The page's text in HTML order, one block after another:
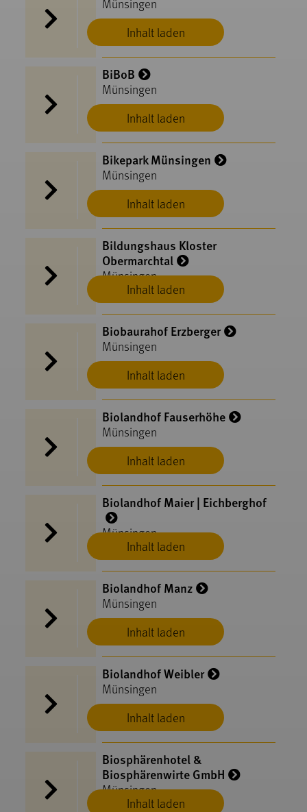
Inhalt laden
Münsingen
Inhalt laden
BiBoB
Münsingen
Inhalt laden
Bikepark Münsingen
Münsingen
Inhalt laden
Bildungshaus Kloster
Obermarchtal
Münsingen
Inhalt laden
Biobaurahof Erzberger
Münsingen
Inhalt laden
Biolandhof Fauserhöhe
Münsingen
Inhalt laden
Biolandhof Maier | Eichberghof
Münsingen
Inhalt laden
Biolandhof Manz
Münsingen
Inhalt laden
Biolandhof Weibler
Münsingen
Inhalt laden
Biosphärenhotel &
Biosphärenwirte GmbH
Münsingen